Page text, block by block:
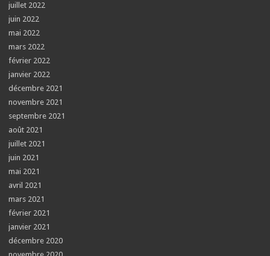
juillet 2022
juin 2022
mai 2022
mars 2022
février 2022
janvier 2022
décembre 2021
novembre 2021
septembre 2021
août 2021
juillet 2021
juin 2021
mai 2021
avril 2021
mars 2021
février 2021
janvier 2021
décembre 2020